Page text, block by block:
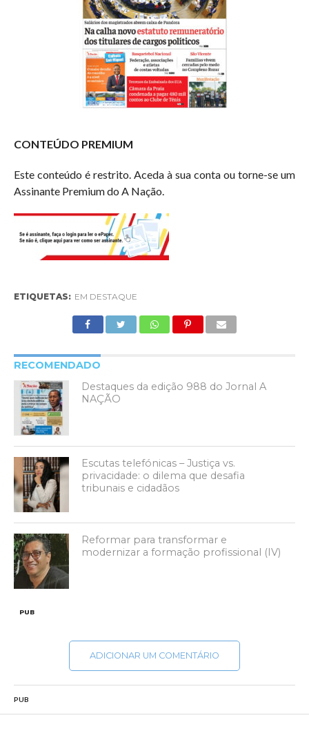
CONTEÚDO PREMIUM
Este conteúdo é restrito. Aceda à sua conta ou torne-se um
Assinante Premium do A Nação.
ETIQUETAS: EM DESTAQUE
RECOMENDADO
Destaques da edição 988 do Jornal A
NAÇÃO
Escutas telefónicas – Justiça vs.
privacidade: o dilema que desafia
tribunais e cidadãos
Reformar para transformar e
modernizar a formação profissional (IV)
PUB
ADICIONAR UM COMENTÁRIO
PUB